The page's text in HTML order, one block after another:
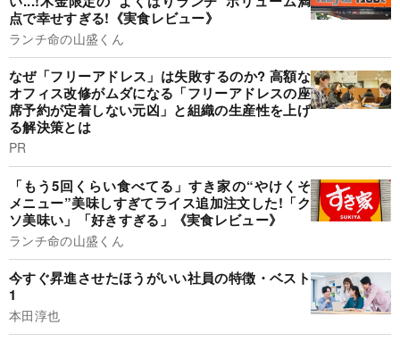
点で幸せすぎる!《実食レビュー》
ランチ命の山盛くん
なぜ「フリーアドレス」は失敗するのか? 高額な
オフィス改修がムダになる「フリーアドレスの座
席予約が定着しない元凶」と組織の生産性を上げ
る解決策とは
PR
「もう5回くらい食べてる」すき家の“やけくそ
メニュー”美味しすぎてライス追加注文した!「ク
ソ美味い」「好きすぎる」《実食レビュー》
ランチ命の山盛くん
今すぐ昇進させたほうがいい社員の特徴・ベスト
1
本田淳也